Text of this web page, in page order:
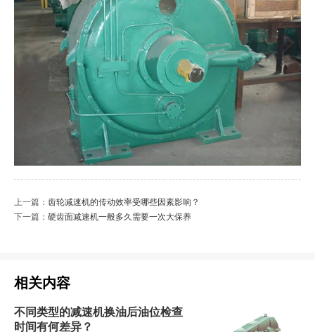
上一篇： 齿轮减速机的传动效率受哪些因素影响？
下一篇： 硬齿面减速机一般多久需要一次大保养
相关内容
不同类型的减速机换油后油位检查
时间有何差异？